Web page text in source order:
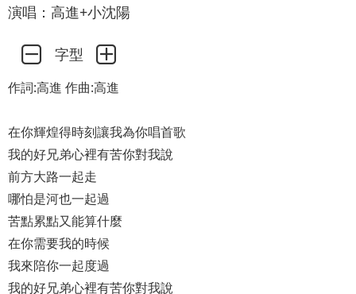
演唱：高進+小沈陽
字型
作詞:高進 作曲:高進
在你輝煌得時刻讓我為你唱首歌
我的好兄弟心裡有苦你對我說
前方大路一起走
哪怕是河也一起過
苦點累點又能算什麼
在你需要我的時候
我來陪你一起度過
我的好兄弟心裡有苦你對我說